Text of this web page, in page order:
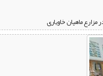
ماهیان خاویاری